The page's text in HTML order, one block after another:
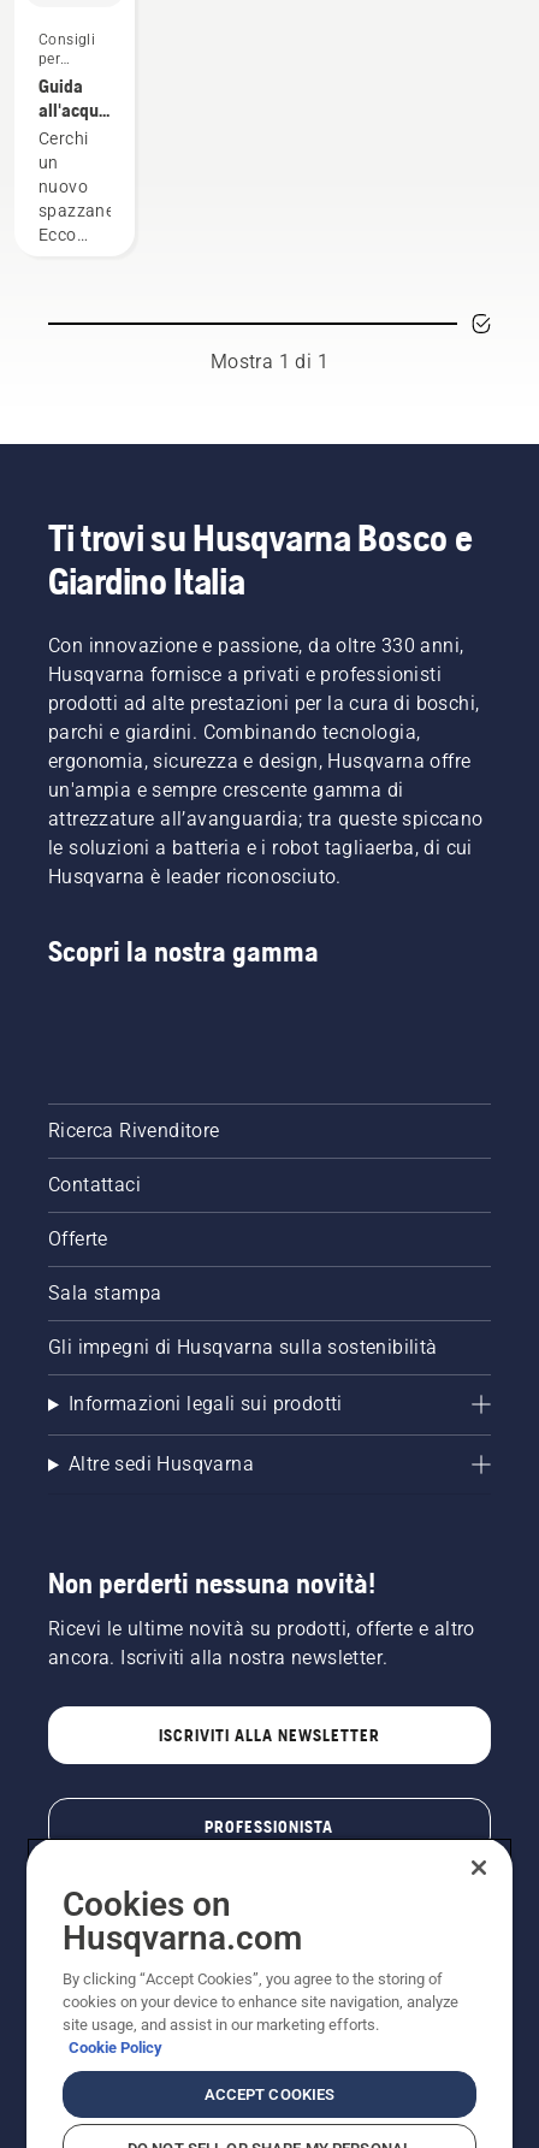
Consigli
per
l'acquisto
Guida
all'acquisto:
Gli
spazzaneve
Cerchi
un
nuovo
spazzaneve?
Ecco
considerare
Mostra 1 di 1
Ti trovi su Husqvarna Bosco e
Giardino Italia
Con innovazione e passione, da oltre 330 anni,
Husqvarna fornisce a privati e professionisti
prodotti ad alte prestazioni per la cura di boschi,
parchi e giardini. Combinando tecnologia,
ergonomia, sicurezza e design, Husqvarna offre
un'ampia e sempre crescente gamma di
attrezzature all’avanguardia; tra queste spiccano
le soluzioni a batteria e i robot tagliaerba, di cui
Husqvarna è leader riconosciuto.
Scopri la nostra gamma
Ricerca Rivenditore
Contattaci
Offerte
Sala stampa
Gli impegni di Husqvarna sulla sostenibilità
Informazioni legali sui prodotti
Altre sedi Husqvarna
Non perderti nessuna novità!
Ricevi le ultime novità su prodotti, offerte e altro
ancora. Iscriviti alla nostra newsletter.
ISCRIVITI ALLA NEWSLETTER
PROFESSIONISTA
© Husqvarna AB (publ). Tutti i diritti riservati. I prezzi
pubblicati si intendono raccomandati e arrotondati, non
impegnativi, comprensivi di I.V.A. vigente. FERCAD SpA
Cookies on
Husqvarna.com
By clicking “Accept Cookies”, you agree to the storing of
cookies on your device to enhance site navigation, analyze
site usage, and assist in our marketing efforts.
Cookie Policy
ACCEPT COOKIES